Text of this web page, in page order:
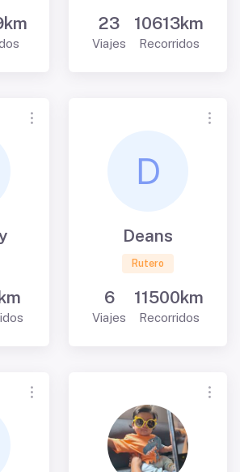
23
Viajes
10613km
Recorridos
Deans
Rutero
6
Viajes
11500km
Recorridos